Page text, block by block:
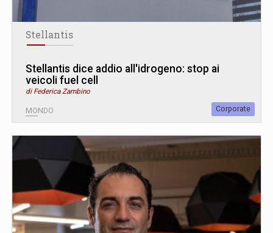
Stellantis
Stellantis dice addio all'idrogeno: stop ai
veicoli fuel cell
di Federica Zambino
MONDO Corporate